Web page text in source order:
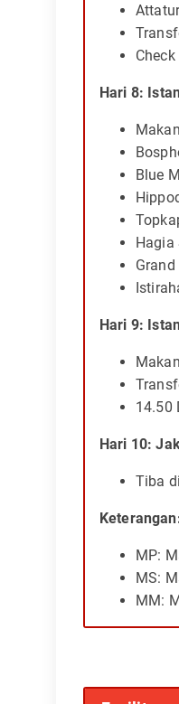
Hari 8:
Blue
Hagia
Hari 9:
14.50
Hari 10:
Tiba
MP:
MS:
MM: